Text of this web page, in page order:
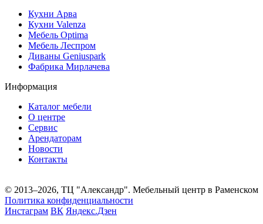
Кухни Арва
Кухни Valenza
Мебель Optima
Мебель Леспром
Диваны Geniuspark
Фабрика Мирлачева
Информация
Каталог мебели
О центре
Сервис
Арендаторам
Новости
Контакты
© 2013–2026, ТЦ "Александр". Мебельный центр в Раменском
Политика конфиденциальности
Инстаграм ВК Яндекс.Дзен